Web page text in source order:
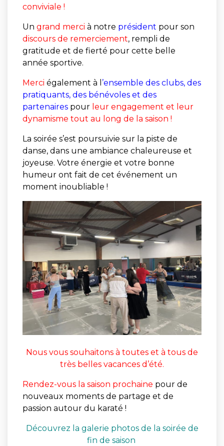
conviviale !
Un grand merci à notre président pour son
discours de remerciement, rempli de
gratitude et de fierté pour cette belle
année sportive.
Merci également à l ’ensemble des clubs, des
pratiquants, des bénévoles et des
partenaires pour leur engagement et leur
dynamisme tout au long de la saison !
La soirée s’est poursuivie sur la piste de
danse, dans une ambiance chaleureuse et
joyeuse. Votre énergie et votre bonne
humeur ont fait de cet événement un
moment inoubliable !
Nous vous souhaitons à toutes et à tous de
très belles vacances d’été.
Rendez-vous la saison prochaine pour de
nouveaux moments de partage et de
passion autour du karaté !
Découvrez la galerie photos de la soirée de
fin de saison